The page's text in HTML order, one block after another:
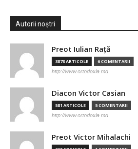
Autorii noștri
Preot Iulian Raţă
3878 ARTICOLE 6 COMENTARII
http://www.ortodoxia.md
Diacon Victor Casian
581 ARTICOLE 5 COMENTARII
http://www.ortodoxia.md
Preot Victor Mihalachi